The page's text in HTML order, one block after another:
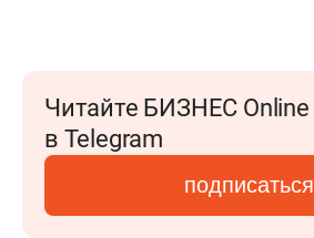
Читайте БИЗНЕС Online
в Telegram
подписаться